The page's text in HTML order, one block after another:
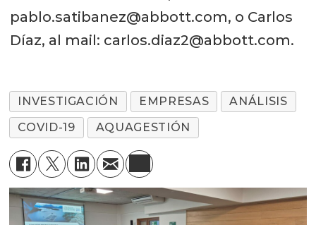
pablo.satibanez@abbott.com, o Carlos
Díaz, al mail: carlos.diaz2@abbott.com.
INVESTIGACIÓN EMPRESAS
ANÁLISIS
COVID-19
AQUAGESTIÓN